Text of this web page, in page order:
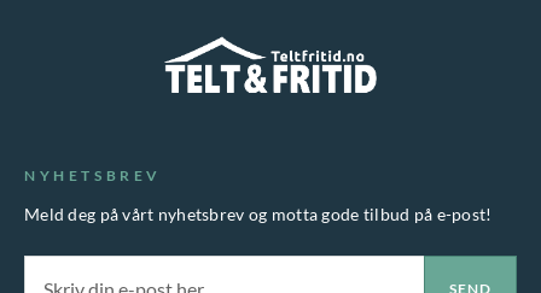
NYHETSBREV
Meld deg på vårt nyhetsbrev og motta gode tilbud på e-post!